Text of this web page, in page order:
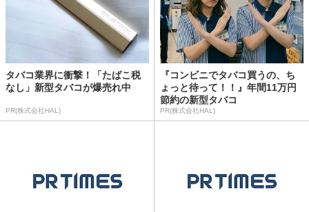
タバコ業界に衝撃！「たばこ税
なし」新型タバコが爆売れ中
PR(株式会社HAL)
『コンビニでタバコ買うの、ち
ょっと待って！！』年間11万円
節約の新型タバコ
PR(株式会社HAL)